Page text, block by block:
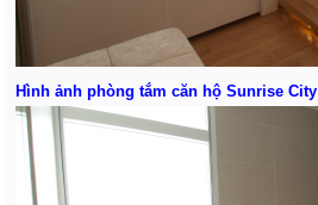
Hình ảnh phòng tắmcăn hộ Sunrise City